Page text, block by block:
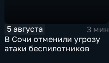
5 августа
3 мин
В Сочи отменили угрозу
атаки беспилотников